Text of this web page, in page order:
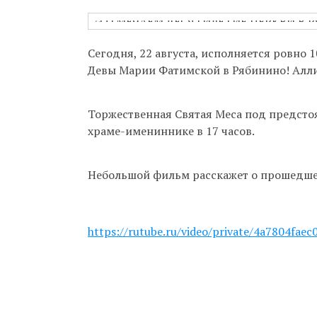
Сегодня, 22 августа, исполняется
Девы Марии Фатимской в Рябинино!
Торжественная Святая Меса под
храме-имениннике в 17 часов.
Небольшой фильм расскажет о
https://rutube.ru/video/private/
Бухгалтерия:
актуальном
телефону 8-